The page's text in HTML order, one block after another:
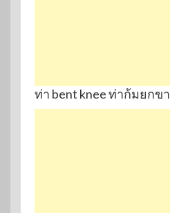
ท่า bent knee ท่าก้มยกขา